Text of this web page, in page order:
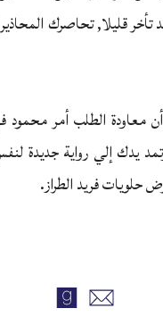
قليلا, تحاصرك
معاودة الطلب أمر
يدك إلي رواية جديدة
فريد الطراز.